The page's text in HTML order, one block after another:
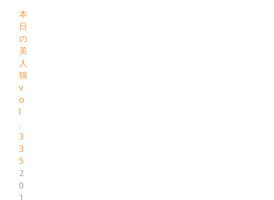
本
日
の
美
人
猫
v
o
l
.
3
3
5
2
0
1